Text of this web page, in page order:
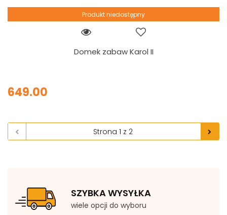
Produkt niedostępny
Domek zabaw Karol II
649.00
SZYBKA WYSYŁKA
wiele opcji do wyboru